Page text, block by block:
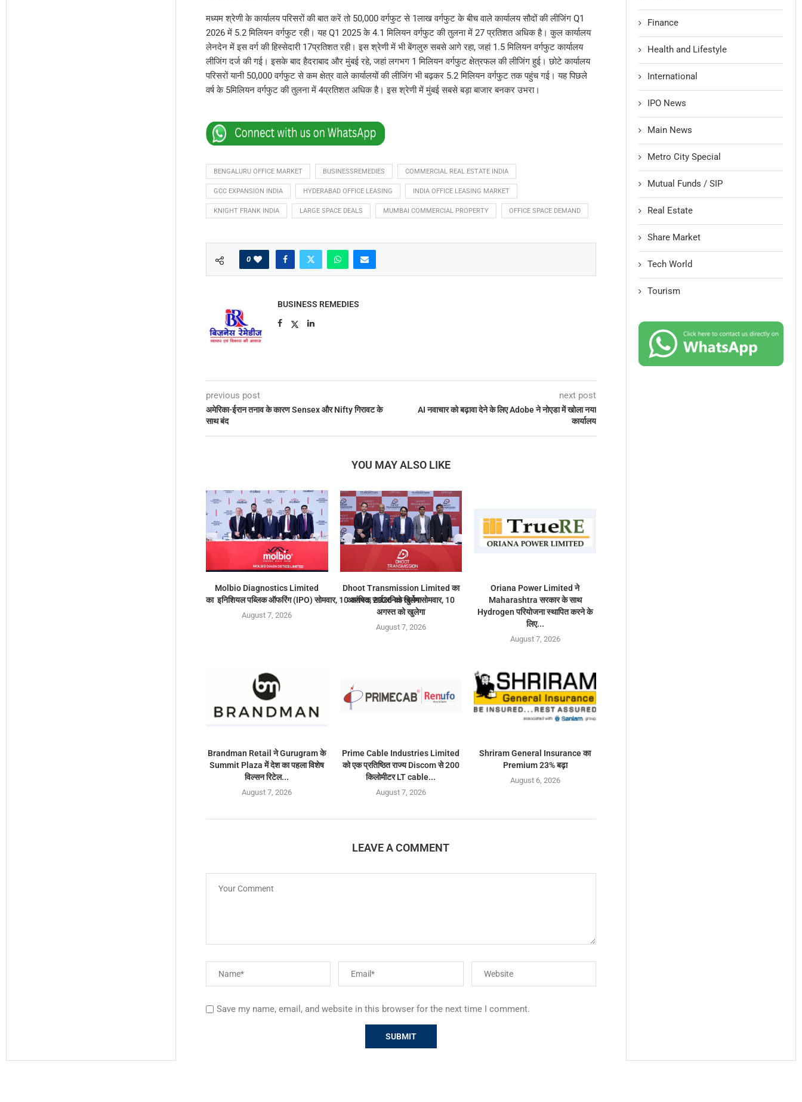
मध्यम श्रेणी के कार्यालय परिसरों की बात करें तो 50,000 वर्गफुट से 1लाख वर्गफुट के बीच वाले कार्यालय सौदों की लीजिंग Q1
2026 में 5.2 मिलियन वर्गफुट रही। यह Q1 2025 के 4.1 मिलियन वर्गफुट की तुलना में 27 प्रतिशत अधिक है। कुल कार्यालय
लेनदेन में इस वर्ग की हिस्सेदारी 17प्रतिशत रही। इस श्रेणी में भी बेंगलुरु सबसे आगे रहा, जहां 1.5 मिलियन वर्गफुट कार्यालय
लीजिंग दर्ज की गई। इसके बाद हैदराबाद और मुंबई रहे, जहां लगभग 1 मिलियन वर्गफुट क्षेत्रफल की लीजिंग हुई। छोटे कार्यालय
परिसरों यानी 50,000 वर्गफुट से कम क्षेत्र वाले कार्यालयों की लीजिंग भी बढ़कर 5.2 मिलियन वर्गफुट तक पहुंच गई। यह पिछले
वर्ष के 5मिलियन वर्गफुट की तुलना में 4प्रतिशत अधिक है। इस श्रेणी में मुंबई सबसे बड़ा बाजार बनकर उभरा।
BENGALURU OFFICE MARKET BUSINESSREMEDIES COMMERCIAL REAL ESTATE INDIA
GCC EXPANSION INDIA HYDERABAD OFFICE LEASING INDIA OFFICE LEASING MARKET
KNIGHT FRANK INDIA LARGE SPACE DEALS MUMBAI COMMERCIAL PROPERTY OFFICE SPACE DEMAND
0
BUSINESS REMEDIES
previous post
अमेरिका-ईरान तनाव के कारण Sensex और Nifty गिरावट के
साथ बंद
next post
AI नवाचार को बढ़ावा देने के लिए Adobe ने नोएडा में खोला नया
कार्यालय
YOU MAY ALSO LIKE
Molbio Diagnostics Limited
का इनिशियल पब्लिक ऑफरिंग (IPO) सोमवार, 10 अगस्त, 2026 को खुलेगा
August 7, 2026
Dhoot Transmission Limited का
आरंभिक सार्वजनिक निर्गम सोमवार, 10
अगस्त को खुलेगा
August 7, 2026
Oriana Power Limited ने
Maharashtra सरकार के साथ
Hydrogen परियोजना स्थापित करने के
लिए...
August 7, 2026
Brandman Retail ने Gurugram के
Summit Plaza में देश का पहला विशेष
विल्सन रिटेल...
August 7, 2026
Prime Cable Industries Limited
को एक प्रतिष्ठित राज्य Discom से 200
किलोमीटर LT cable...
August 7, 2026
Shriram General Insurance का
Premium 23% बढ़ा
August 6, 2026
LEAVE A COMMENT
Save my name, email, and website in this browser for the next time I comment.
Finance
Health and Lifestyle
International
IPO News
Main News
Metro City Special
Mutual Funds / SIP
Real Estate
Share Market
Tech World
Tourism